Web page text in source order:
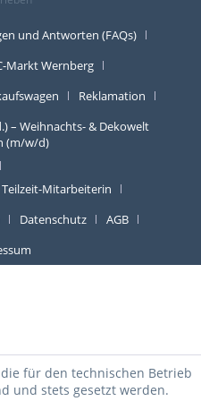
und Antworten (FAQs)
Markt Wernberg
Reklamation
– Weihnachts- & Dekowelt
(m/w/d)
Teilzeit-Mitarbeiterin
Datenschutz
AGB
für den technischen Betrieb
und stets gesetzt werden.